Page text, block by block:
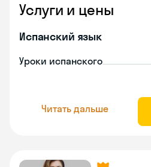
Услуги и цены
Испанский язык
Уроки испанского
Читать дальше